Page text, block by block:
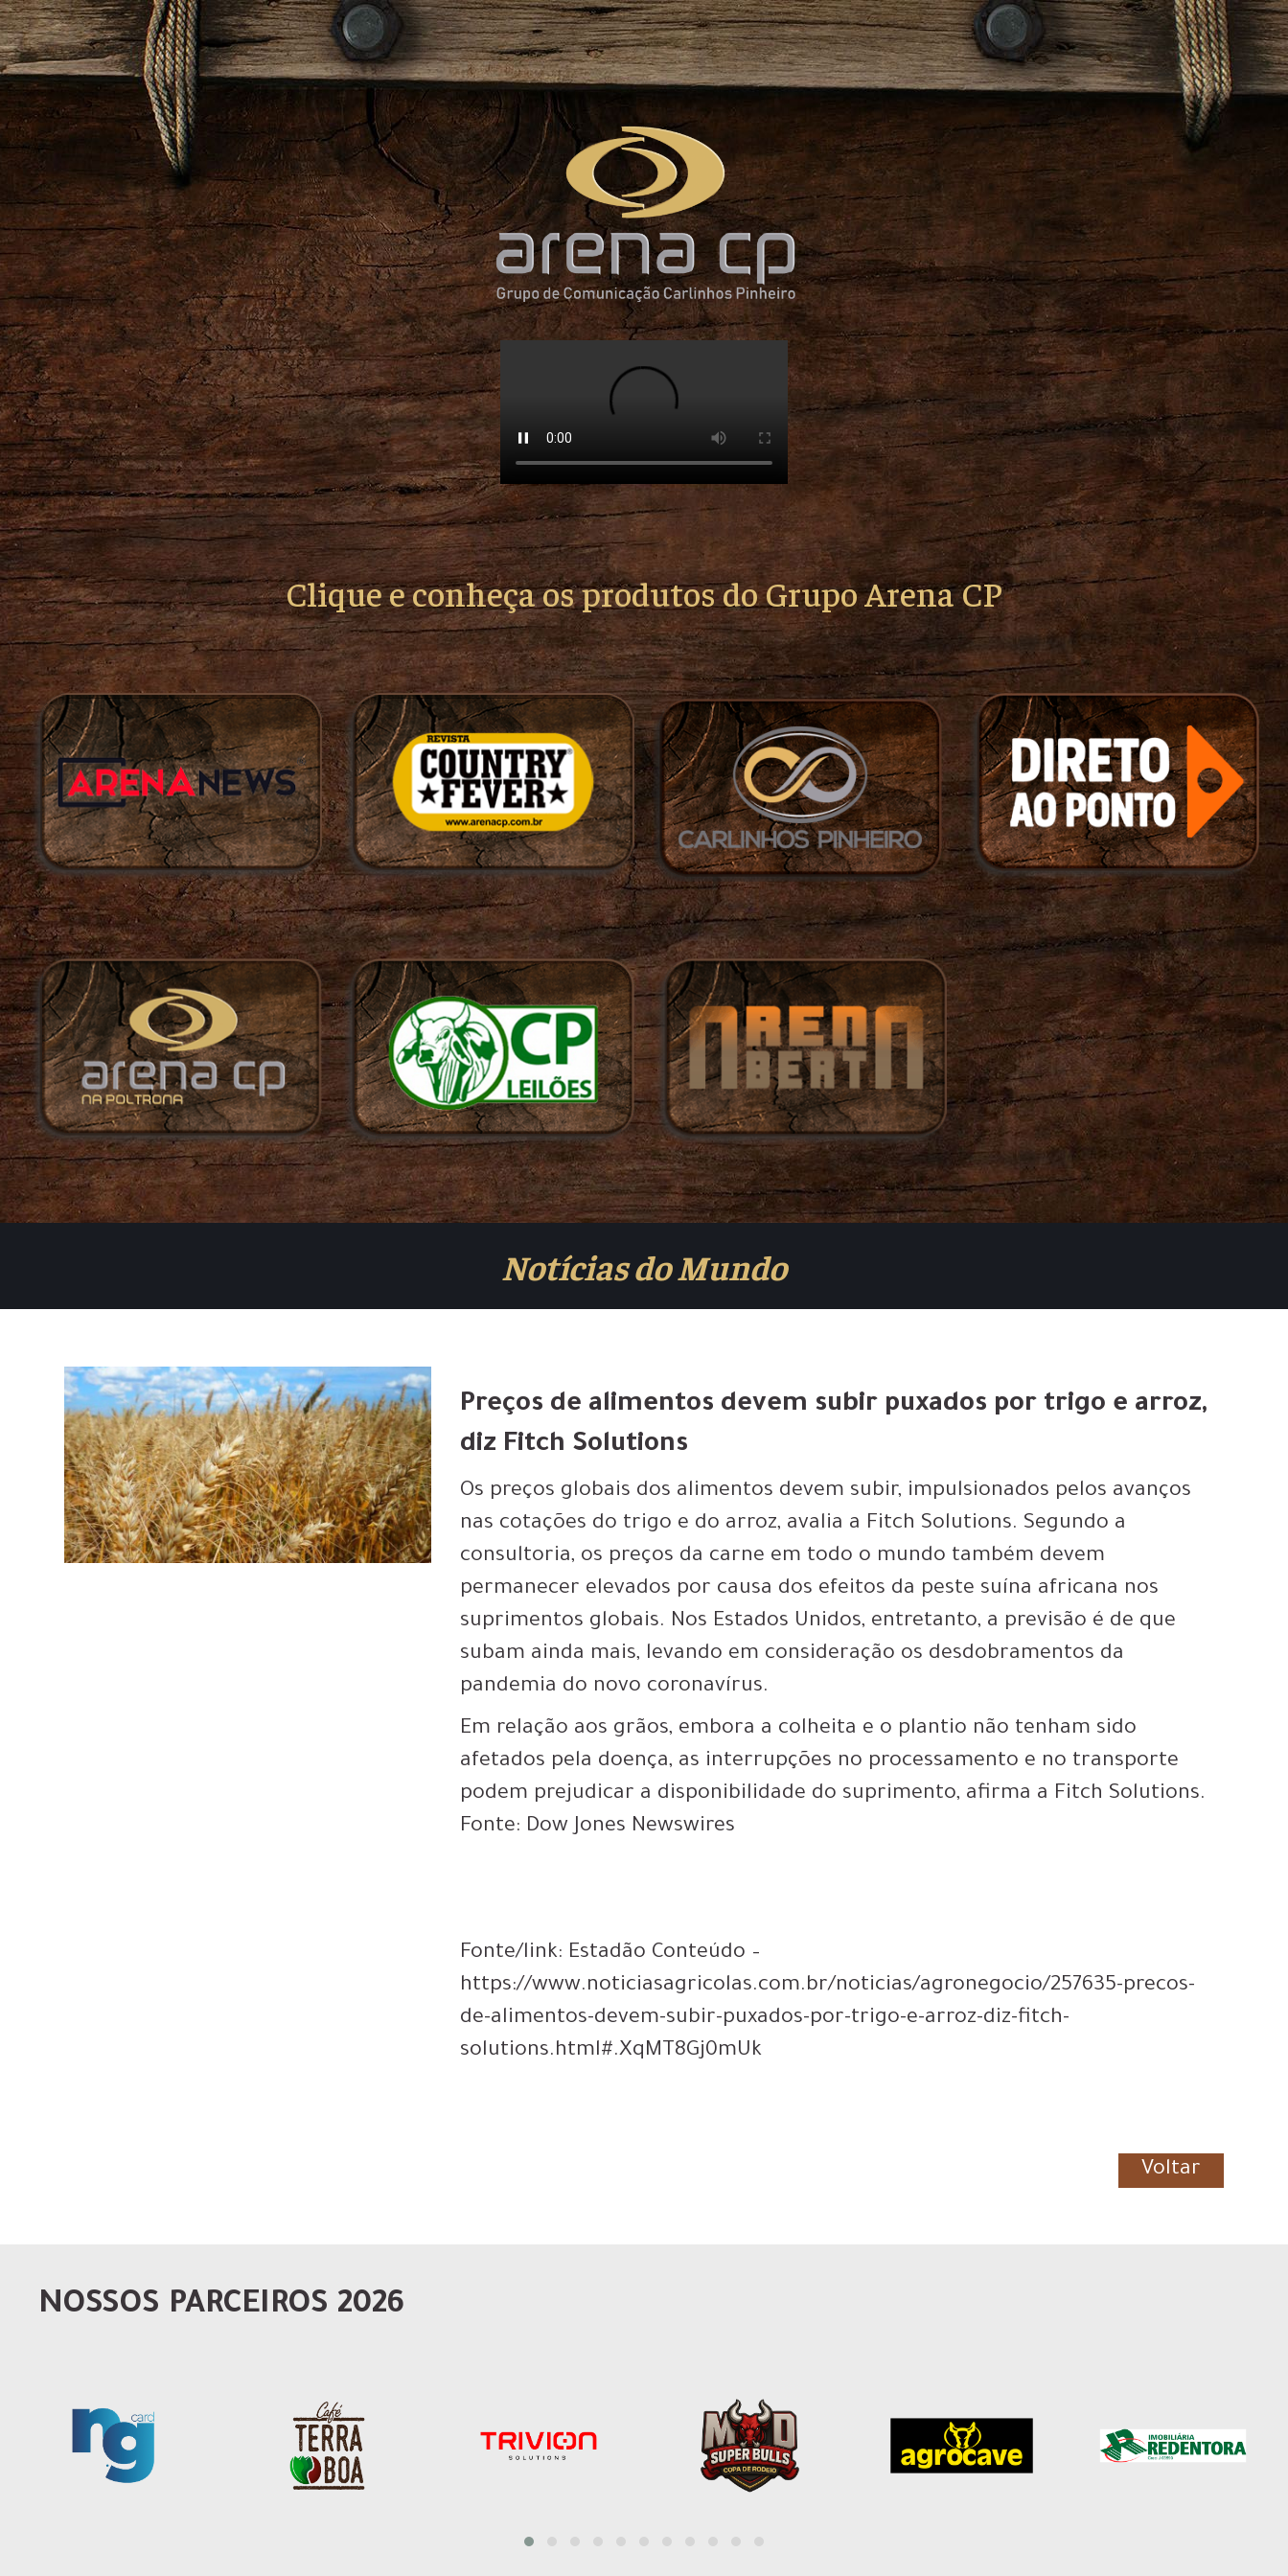
Clique e conheça os produtos do Grupo Arena CP
Notícias do Mundo
Preços de alimentos devem subir puxados por trigo e arroz,
diz Fitch Solutions
Os preços globais dos alimentos devem subir, impulsionados pelos avanços
nas cotações do trigo e do arroz, avalia a Fitch Solutions. Segundo a
consultoria, os preços da carne em todo o mundo também devem
permanecer elevados por causa dos efeitos da peste suína africana nos
suprimentos globais. Nos Estados Unidos, entretanto, a previsão é de que
subam ainda mais, levando em consideração os desdobramentos da
pandemia do novo coronavírus.
Em relação aos grãos, embora a colheita e o plantio não tenham sido
afetados pela doença, as interrupções no processamento e no transporte
podem prejudicar a disponibilidade do suprimento, afirma a Fitch Solutions.
Fonte: Dow Jones Newswires
Fonte/link: Estadão Conteúdo –
https://www.noticiasagricolas.com.br/noticias/agronegocio/257635-precos-
de-alimentos-devem-subir-puxados-por-trigo-e-arroz-diz-fitch-
solutions.html#.XqMT8Gj0mUk
Voltar
NOSSOS PARCEIROS 2026